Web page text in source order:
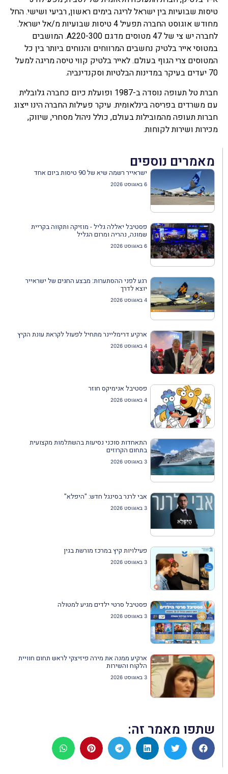
טיסות שבועיות בין ישראל לריגה בימים ראשון, רביעי ושישי. החל
מחודש אוגוסט החברה תפעיל 4 טיסות שבועיות מ/אל ישראל.
לחברה יש צי של 47 מטוסים מדגם A220-300. המושבים
במטוסי אייר בלטיק נחשבים המרווחים והנוחים ביותר בין כל
המטוסים צרי הגוף בעולם. לאייר בלטיק קווי טיסה מריגה למעל
70 יעדים בעיקר במדינות הבלטיות וסקנדינביה.
חברת טל תעופה נוסדה ב-1987 ופועלת כיום כחברה גלובלית
עם משרדים בפריסה בינלאומית. עיקר פעילות החברה הינו ייצוג
חברות תעופה מהמובילות בעולם, כולל ניהול מסחרי, שיווק,
מכירות ושירות לקוחות.
מאמרים נוספים
ישראייר רשמה שיא של 90 טיסות ביום אחד
6 באוגוסט 2026
פסטיבל יאללה גליל - מוזיקה ותקווה בקריית
שמונה, נהריה ומרום הגליל
6 באוגוסט 2026
רגע לפני ההסתערות: מבצע החגים של ישראייר
יוצא לדרך
4 באוגוסט 2026
ארקיע דרימליינר מתחיל לפעול לקראת עונת הקיץ
4 באוגוסט 2026
פסטיבל אנימיקס חוזר
4 באוגוסט 2026
התאחדות סוכני נסיעות בהשתלמות מקצועית
בתחום הקרוזים
3 באוגוסט 2026
אבי לרנר בסינגל חדש: "היפלא"
3 באוגוסט 2026
פעילויות קיץ במרכז מורשת בגין
3 באוגוסט 2026
פסטיבל סרטי ילדים מגיע למטולה
3 באוגוסט 2026
ארקיע ממנה את מירה פיזיצקי לראש תחום חוויית
הלקוח והשירות
3 באוגוסט 2026
שתפו מאמר זה: